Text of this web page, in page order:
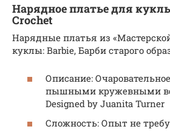
Нарядное платье для
Crochet
Нарядные платья из
куклы: Barbie, Барби старого
Описание:
пышными кружевными
Designed by Juanita Turner
Сложность: Опыт не